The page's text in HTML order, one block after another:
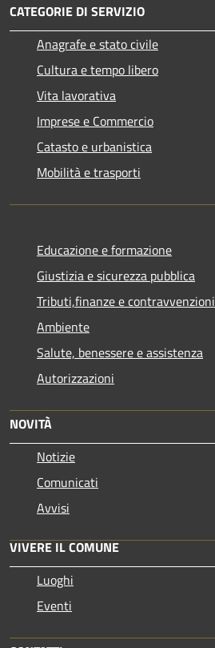
CATEGORIE DI SERVIZIO
Anagrafe e stato civile
Cultura e tempo libero
Vita lavorativa
Imprese e Commercio
Catasto e urbanistica
Mobilità e trasporti
Educazione e formazione
Giustizia e sicurezza pubblica
Tributi,finanze e contravvenzioni
Ambiente
Salute, benessere e assistenza
Autorizzazioni
NOVITÀ
Notizie
Comunicati
Avvisi
VIVERE IL COMUNE
Luoghi
Eventi